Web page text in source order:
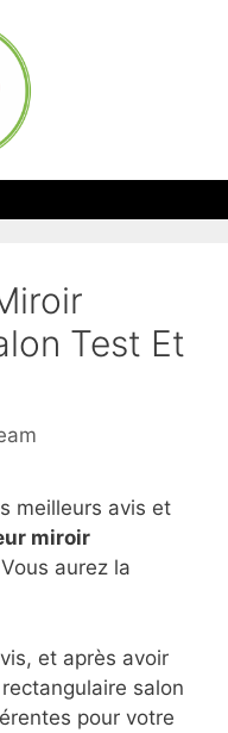
Test Et
meilleurs avis et
miroir
aurez la
et après avoir
salon
pour votre